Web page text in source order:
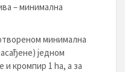
– минимална
минимална
једном
и кромпир 1 hа, а за